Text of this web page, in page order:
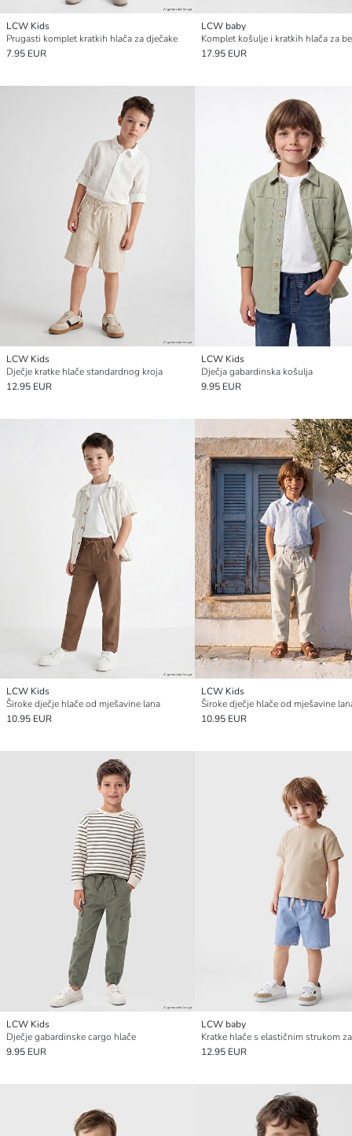
LCW Kids
Prugasti komplet kratkih hlača za dječake
7.95 EUR
LCW baby
17.95 EUR
LCW Kids
Dječje kratke hlače standardnog kroja
12.95 EUR
LCW Kids
Dječja gabardinska košulja
9.95 EUR
LCW Kids
Široke dječje hlače od mješavine lana
10.95 EUR
LCW Kids
Široke dječje hlače od mješavine
10.95 EUR
LCW Kids
Dječje gabardinske cargo hlače
9.95 EUR
LCW baby
12.95 EUR